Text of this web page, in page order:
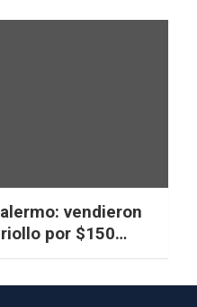
vendieron
por $150